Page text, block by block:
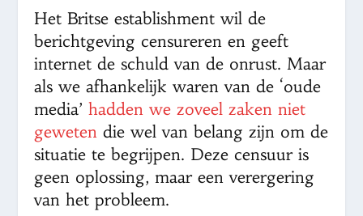
Het Britse establishment wil de
berichtgeving censureren en geeft
internet de schuld van de onrust. Maar
als we afhankelijk waren van de ‘oude
media’hadden we zoveel zaken niet
geweten die wel van belang zijn om de
situatie te begrijpen. Deze censuur is
geen oplossing, maar een verergering
van het probleem.